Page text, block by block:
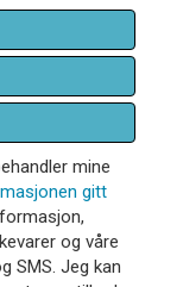
mine
gitt
og våre
SMS. Jeg kan